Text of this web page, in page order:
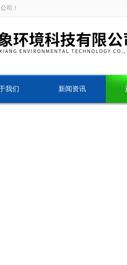
司！
我们 新闻资讯